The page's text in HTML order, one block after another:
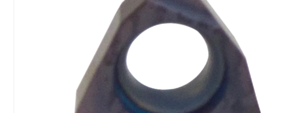
clavos
esmeriladora